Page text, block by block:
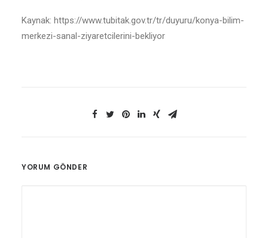
Kaynak: https://www.tubitak.gov.tr/tr/duyuru/konya-bilim-
merkezi-sanal-ziyaretcilerini-bekliyor
YORUM GÖNDER